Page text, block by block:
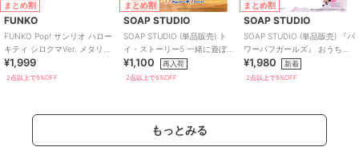
まとめ割
FUNKO
FUNKO Pop! サンリオ ハロー
キティ シロクマVer. メタリッ
ク仕様
¥1,999
2点以上で5%OFF
まとめ割
SOAP STUDIO
SOAP STUDIO (単品販売) ト
イ・ストーリー5 一緒に遊ぼう
クリッカー ブラインド
¥1,100 再入荷
2点以上で5%OFF
まとめ割
SOAP STUDIO
SOAP STUDIO (単品販売) 『パ
ワーパフガールズ』 おうちほ
っこり ぬいぐるみ ブラインド
¥1,980 新着
2点以上で5%OFF
もっとみる